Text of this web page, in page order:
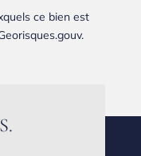
ce bien est